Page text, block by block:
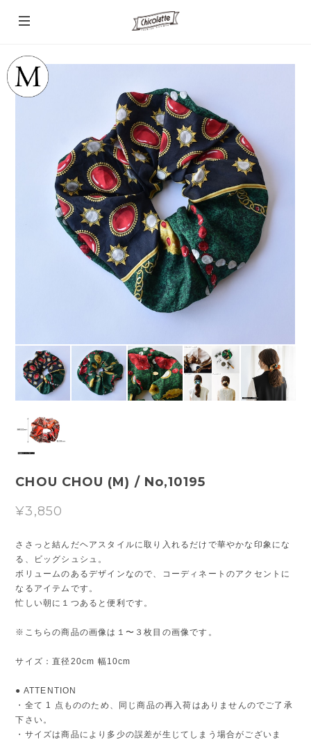
CHOU CHOU (M) / No,10195
¥3,850
ささっと結んだヘアスタイルに取り入れるだけで華やかな印象にな
る、ビッグシュシュ。
ボリュームのあるデザインなので、コーディネートのアクセントに
なるアイテムです。
忙しい朝に１つあると便利です。
※こちらの商品の画像は１〜３枚目の画像です。
サイズ：直径20cm 幅10cm
● ATTENTION
・全て 1 点もののため、同じ商品の再入荷はありませんのでご了承
下さい。
・サイズは商品により多少の誤差が生じてしまう場合がございま